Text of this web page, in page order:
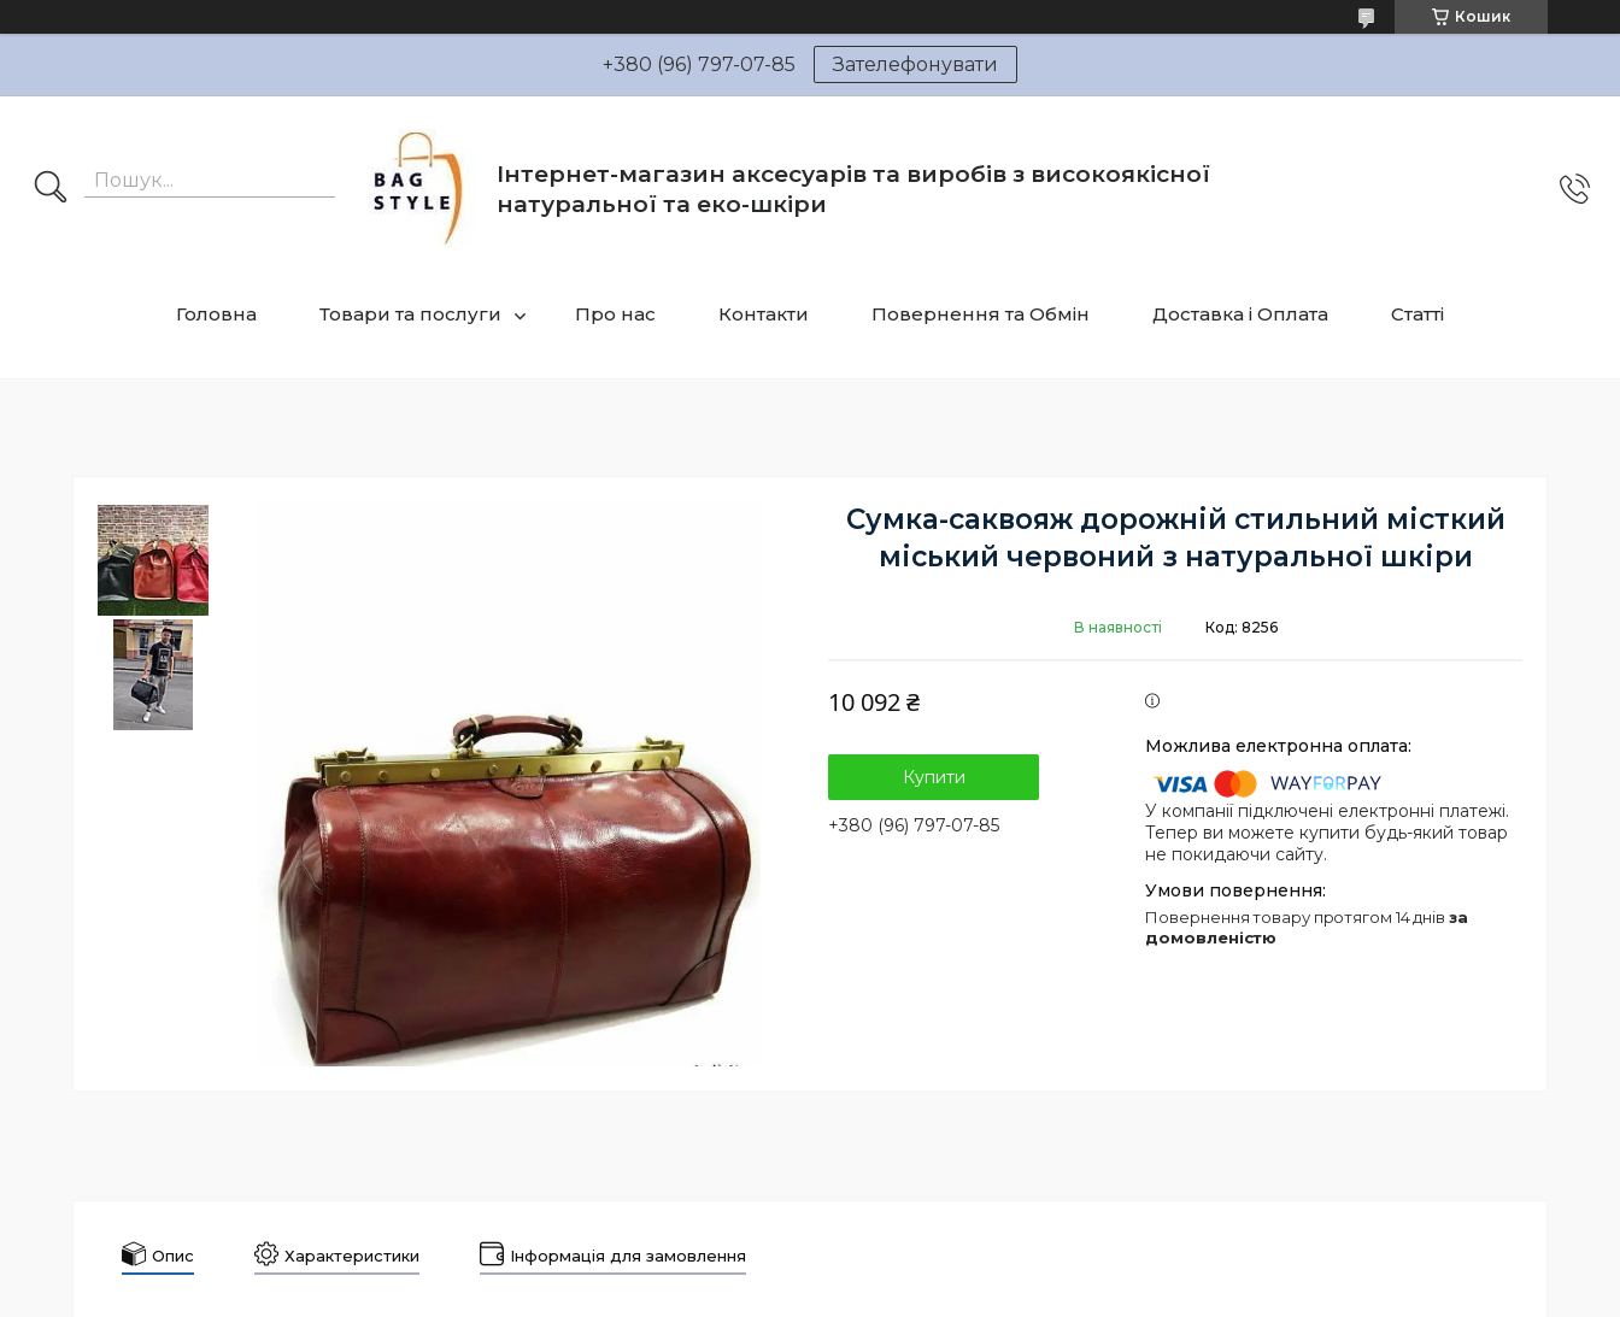
Кошик
+380 (96) 797-07-85 Зателефонувати
Інтернет-магазин аксесуарів та виробів з високоякісної
натуральної та еко-шкіри
Головна Товари та послуги Про нас Контакти Повернення та Обмін Доставка і Оплата Статті
Сумка-саквояж дорожній стильний місткий
міський червоний з натуральної шкіри
В наявності Код: 8256
10 092 ₴
Купити
+380 (96) 797-07-85
У компанії підключені електронні платежі.
Тепер ви можете купити будь-який товар
не покидаючи сайту.
повернення товару протягом 14 днів за
домовленістю
Опис Характеристики Інформація для замовлення